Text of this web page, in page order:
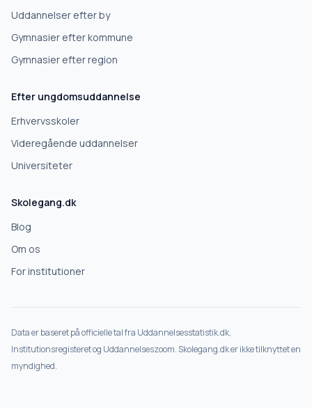
Videregående uddannelse
Uddannelser efter by
Gymnasier efter kommune
Gymnasier efter region
Efter ungdomsuddannelse
Erhvervsskoler
Videregående uddannelser
Universiteter
Skolegang.dk
Blog
Om os
For institutioner
Data er baseret på officielle tal fra Uddannelsesstatistik.dk,
Institutionsregisteret og Uddannelseszoom. Skolegang.dk er ikke tilknyttet en
myndighed.